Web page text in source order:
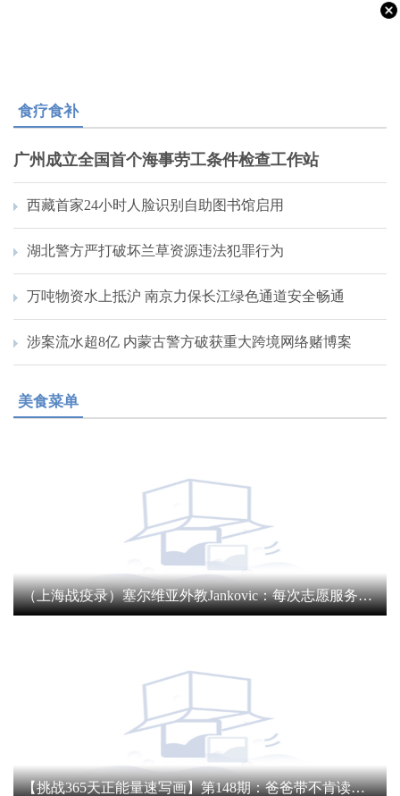
食疗食补
广州成立全国首个海事劳工条件检查工作站
西藏首家24小时人脸识别自助图书馆启用
湖北警方严打破坏兰草资源违法犯罪行为
万吨物资水上抵沪 南京力保长江绿色通道安全畅通
涉案流水超8亿 内蒙古警方破获重大跨境网络赌博案
美食菜单
（上海战疫录）塞尔维亚外教Jankovic：每次志愿服务都像在奖励自己
【挑战365天正能量速写画】第148期：爸爸带不肯读书女儿体验挖藕4小时